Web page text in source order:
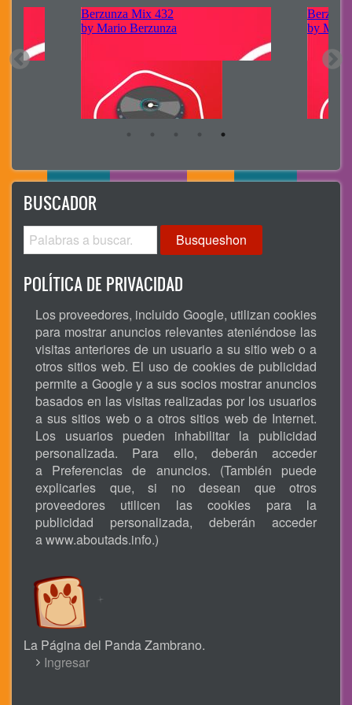
BUSCADOR
Busqueshon
POLÍTICA DE PRIVACIDAD
Los proveedores, incluido Google, utilizan cookies
para mostrar anuncios relevantes ateniéndose las
visitas anteriores de un usuario a su sitio web o a
otros sitios web. El uso de cookies de publicidad
permite a Google y a sus socios mostrar anuncios
basados en las visitas realizadas por los usuarios
a sus sitios web o a otros sitios web de Internet.
Los usuarios pueden inhabilitar la publicidad
personalizada. Para ello, deberán acceder
a Preferencias de anuncios. (También puede
explicarles que, si no desean que otros
proveedores utilicen las cookies para la
publicidad personalizada, deberán acceder
a www.aboutads.info.)
La Página del Panda Zambrano.
USERIngresar